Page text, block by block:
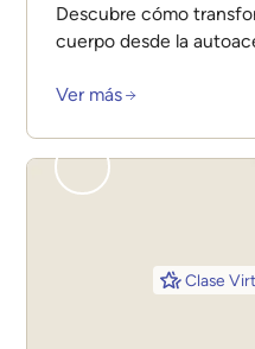
Descubre cómo
cuerpo desde la
Ver más
Clase